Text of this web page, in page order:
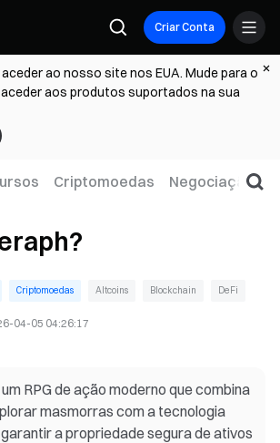
Criar Conta
ao nosso site nos EUA. Mude para o
aos produtos suportados na sua
Criptomoedas Negociação
Criptomoedas Altcoins Blockchain DeFi
04-05 04:26:17
RPG de ação moderno que combina
masmorras com a tecnologia
a propriedade segura de ativos